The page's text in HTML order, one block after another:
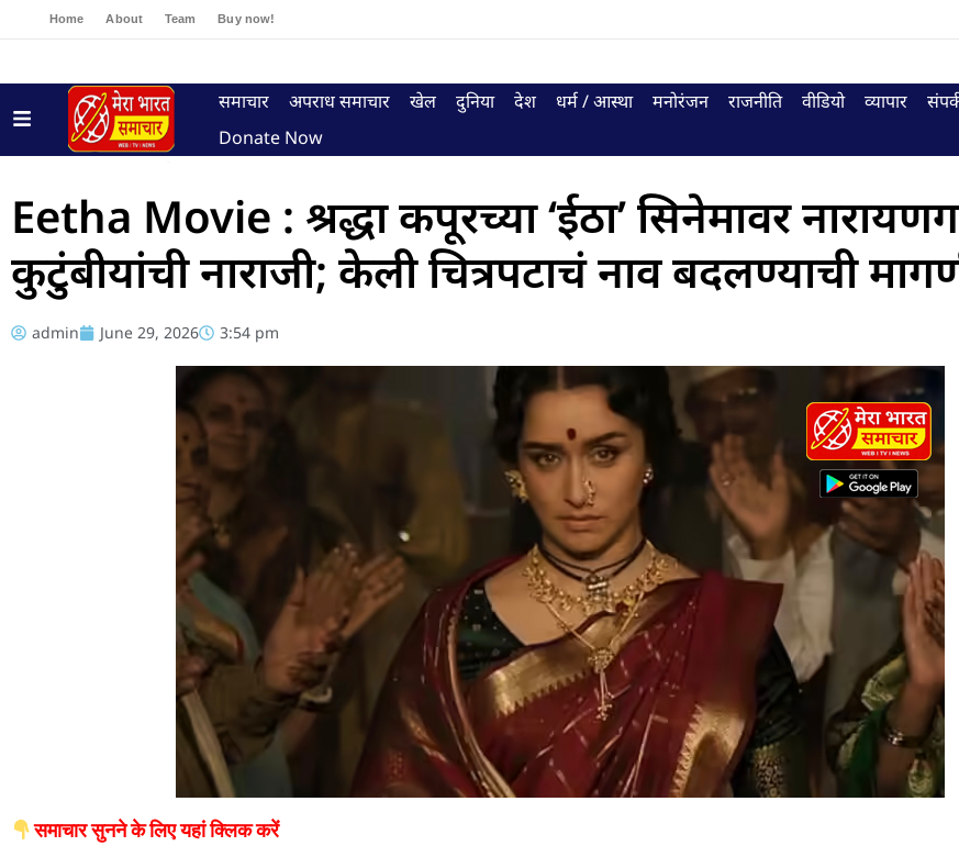
Home About Team Buy now!
समाचार अपराध समाचार खेल दुनिया देश धर्म / आस्था मनोरंजन राजनीति वीडियो व्यापार
Donate Now
Eetha Movie : श्रद्धा कपूरच्या ‘ईठा’ सिनेमावर
कुटुंबीयांची नाराजी; केली चित्रपटाचं नाव बदलण्याची
admin June 29, 2026 3:54 pm
समाचार सुनने के लिए यहां क्लिक करें